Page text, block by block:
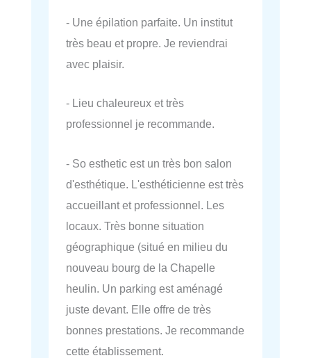
- Une épilation parfaite. Un institut
très beau et propre. Je reviendrai
avec plaisir.
- Lieu chaleureux et très
professionnel je recommande.
- So esthetic est un très bon salon
d'esthétique. L'esthéticienne est très
accueillant et professionnel. Les
locaux. Très bonne situation
géographique (situé en milieu du
nouveau bourg de la Chapelle
heulin. Un parking est aménagé
juste devant. Elle offre de très
bonnes prestations. Je recommande
cette établissement.